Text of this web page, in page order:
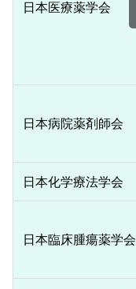
日本医療薬学会
日本病院薬剤師会
日本化学療法学会
日本臨床腫瘍薬学会